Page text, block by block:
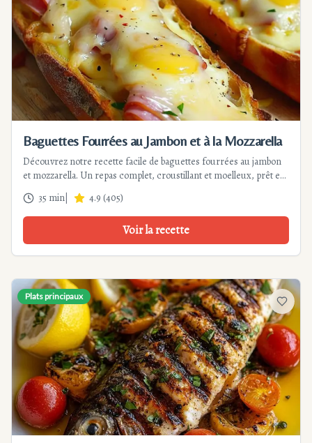
Baguettes Fourrées au Jambon et à la Mozzarella
Découvrez notre recette facile de baguettes fourrées au jambon
et mozzarella. Un repas complet, croustillant et moelleux, prêt en
35 minutes. Parfait pour un dîner rapide ou un brunch.
35 min 4.9 (405)
Voir la recette
Plats principaux